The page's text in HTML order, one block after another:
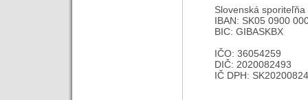
Slovenská sporiteľňa
IBAN: SK05 0900
BIC: GIBASKBX
IČO: 36054259
DIČ: 2020082493
IČ DPH: